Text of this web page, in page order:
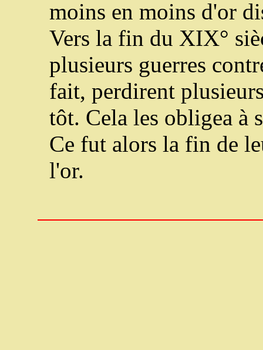
moins en moins d'or
Vers la fin du XIX°
plusieurs guerres
fait, perdirent
tôt. Cela les obligea à
Ce fut alors la fin de
l'or.